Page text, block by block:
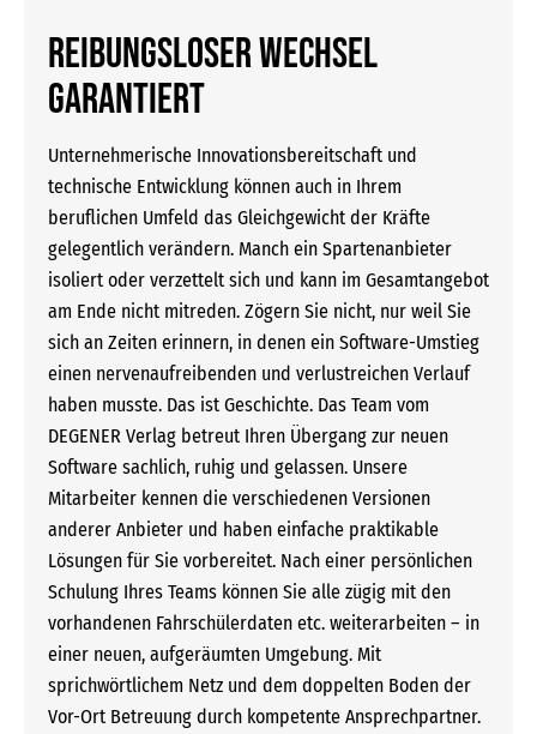
Reibungsloser Wechsel
garantiert
Unternehmerische Innovationsbereitschaft und
technische Entwicklung können auch in Ihrem
beruflichen Umfeld das Gleichgewicht der Kräfte
gelegentlich verändern. Manch ein Spartenanbieter
isoliert oder verzettelt sich und kann im Gesamtangebot
am Ende nicht mitreden. Zögern Sie nicht, nur weil Sie
sich an Zeiten erinnern, in denen ein Software-Umstieg
einen nervenaufreibenden und verlustreichen Verlauf
haben musste. Das ist Geschichte. Das Team vom
DEGENER Verlag betreut Ihren Übergang zur neuen
Software sachlich, ruhig und gelassen. Unsere
Mitarbeiter kennen die verschiedenen Versionen
anderer Anbieter und haben einfache praktikable
Lösungen für Sie vorbereitet. Nach einer persönlichen
Schulung Ihres Teams können Sie alle zügig mit den
vorhandenen Fahrschülerdaten etc. weiterarbeiten – in
einer neuen, aufgeräumten Umgebung. Mit
sprichwörtlichem Netz und dem doppelten Boden der
Vor-Ort Betreuung durch kompetente Ansprechpartner.